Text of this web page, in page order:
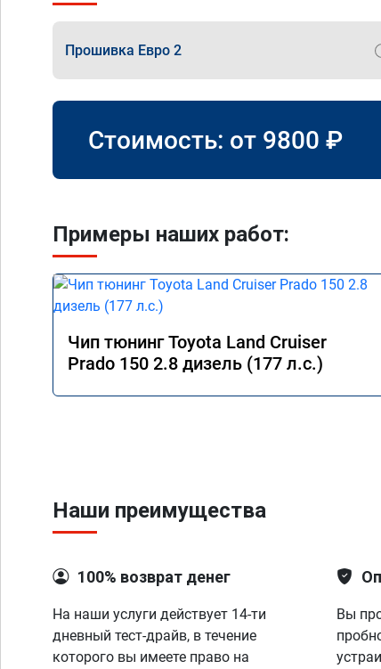
Прошивка Евро 2
Стоимость: от 9800 ₽
Примеры наших работ:
Чип тюнинг Toyota Land Cruiser
Prado 150 2.8 дизель (177 л.с.)
Наши преимущества
100% возврат денег
На наши услуги действует 14-ти
дневный тест-драйв, в течение
которого вы имеете право на
Вы